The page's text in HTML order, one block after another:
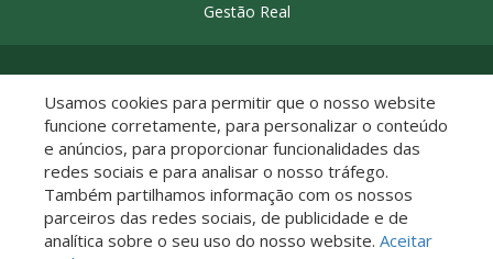
Gestão Real
Descomplicado por:
Usamos cookies para permitir que o nosso website
funcione corretamente, para personalizar o conteúdo
e anúncios, para proporcionar funcionalidades das
redes sociais e para analisar o nosso tráfego.
Também partilhamos informação com os nossos
parceiros das redes sociais, de publicidade e de
analítica sobre o seu uso do nosso website. Aceitar